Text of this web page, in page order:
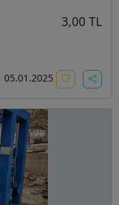
3,00 TL
05.01.2025